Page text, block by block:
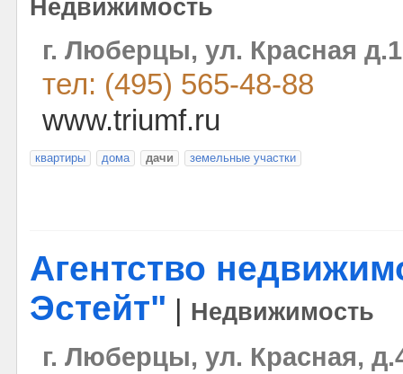
Недвижимость
г. Люберцы, ул. Красная
тел: (495) 565-48-88
www.triumf.ru
квартиры дома дачи земельные участки
Агентство
Эстейт"
Недвижимость
г. Люберцы, ул. Красная,